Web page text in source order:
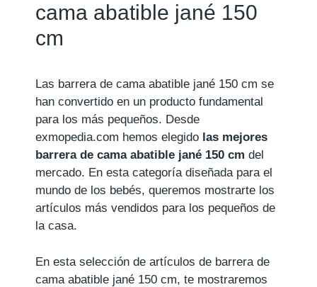
cama abatible jané 150
cm
Las barrera de cama abatible jané 150 cm se
han convertido en un producto fundamental
para los más pequeños. Desde
exmopedia.com hemos elegido las mejores
barrera de cama abatible jané 150 cm del
mercado. En esta categoría diseñada para el
mundo de los bebés, queremos mostrarte los
artículos más vendidos para los pequeños de
la casa.
En esta selección de artículos de barrera de
cama abatible jané 150 cm, te mostraremos